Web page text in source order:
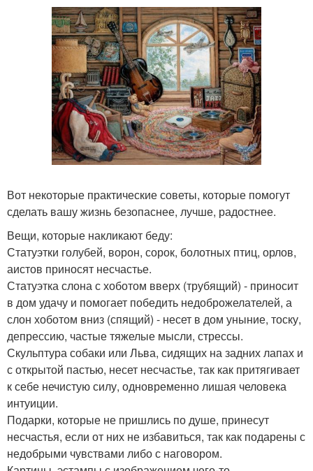
Вот некоторые практические советы, которые помогут
сделать вашу жизнь безопаснее, лучше, радостнее.
Вещи, которые накликают беду:
Статуэтки голубей, ворон, сорок, болотных птиц, орлов,
аистов приносят несчастье.
Статуэтка слона с хоботом вверх (трубящий) - приносит
в дом удачу и помогает победить недоброжелателей, а
слон хоботом вниз (спящий) - несет в дом уныние, тоску,
депрессию, частые тяжелые мысли, стрессы.
Скульптура собаки или Льва, сидящих на задних лапах и
с открытой пастью, несет несчастье, так как притягивает
к себе нечистую силу, одновременно лишая человека
интуиции.
Подарки, которые не пришлись по душе, принесут
несчастья, если от них не избавиться, так как подарены с
недобрыми чувствами либо с наговором.